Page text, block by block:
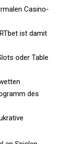
Casino-
ist damit
oder Table
des